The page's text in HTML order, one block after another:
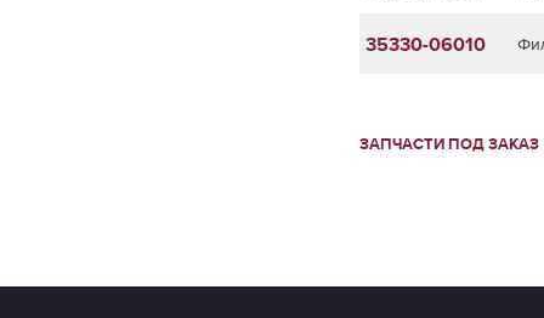
35330-06010
ЗАПЧАСТИ ПОД ЗАКАЗ